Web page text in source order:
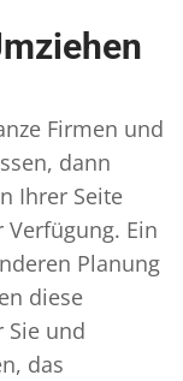
Firmen und
dann
Ihrer Seite
Ein
Planung
diese
Sie und
das